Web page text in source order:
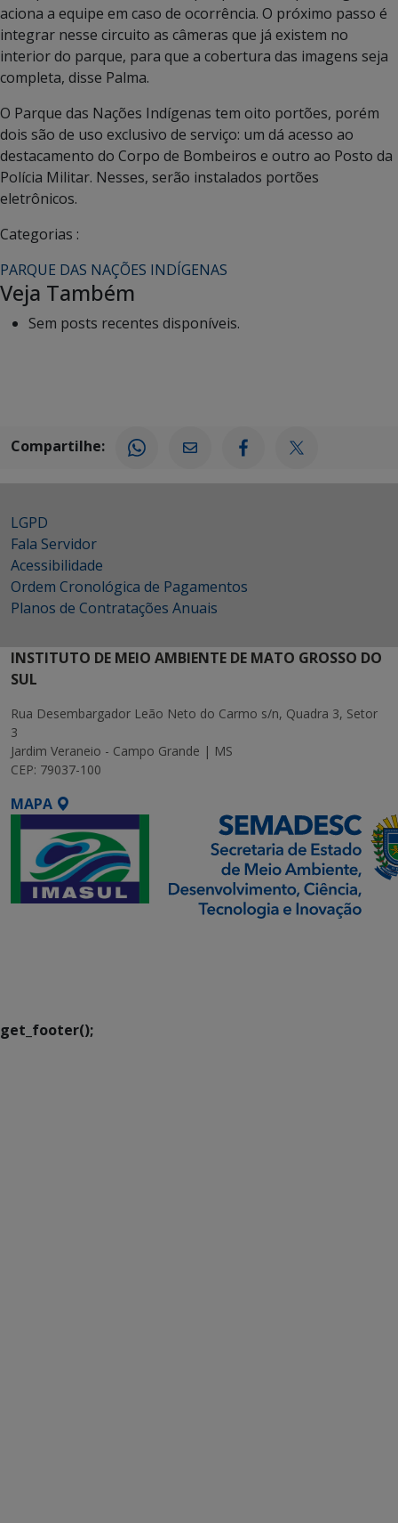
aciona a equipe em caso de ocorrência. O próximo passo é
integrar nesse circuito as câmeras que já existem no
interior do parque, para que a cobertura das imagens seja
completa, disse Palma.
O Parque das Nações Indígenas tem oito portões, porém
dois são de uso exclusivo de serviço: um dá acesso ao
destacamento do Corpo de Bombeiros e outro ao Posto da
Polícia Militar. Nesses, serão instalados portões
eletrônicos.
Categorias :
PARQUE DAS NAÇÕES INDÍGENAS
Veja Também
Sem posts recentes disponíveis.
Compartilhe:
LGPD
Fala Servidor
Acessibilidade
Ordem Cronológica de Pagamentos
Planos de Contratações Anuais
INSTITUTO DE MEIO AMBIENTE DE MATO GROSSO DO
SUL
Rua Desembargador Leão Neto do Carmo s/n, Quadra 3, Setor
3
Jardim Veraneio - Campo Grande | MS
CEP: 79037-100
MAPA
get_footer();